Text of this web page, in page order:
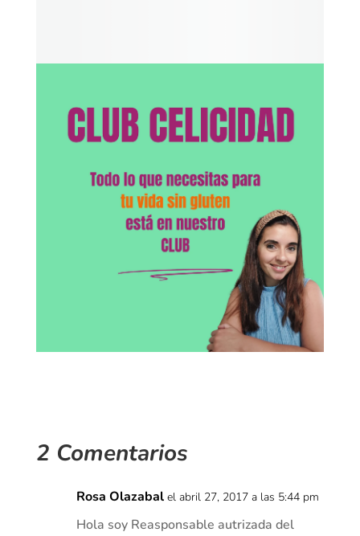
2 Comentarios
Rosa Olazabal el abril 27, 2017 a las 5:44 pm
Hola soy Reasponsable autrizada del